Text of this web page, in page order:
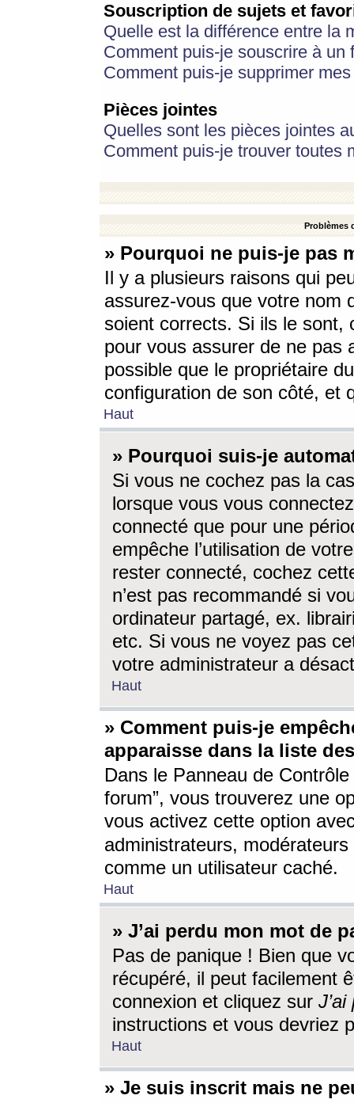
Souscription de sujets et
Quelle est la différence entre la
Comment puis-je souscrire à
Comment puis-je supprimer
Pièces jointes
Quelles sont les pièces jointes
Comment puis-je trouver toutes
Problèmes
» Pourquoi ne puis-je pas
Il y a plusieurs raisons qui
assurez-vous que votre nom
soient corrects. Si ils le sont,
pour vous assurer de ne pas
possible que le propriétaire
configuration de son côté, et
Haut
» Pourquoi suis-je
Si vous ne cochez pas la
lorsque vous vous
connecté que pour une
empêche l’utilisation de
rester connecté, cochez
n’est pas recommandé si
ordinateur partagé, ex.
etc. Si vous ne voyez pas
votre administrateur a
Haut
» Comment puis-je
apparaisse dans la liste
Dans le Panneau de
forum”, vous trouverez une
vous activez cette option
administrateurs,
comme un utilisateur caché.
Haut
» J’ai perdu mon mot de
Pas de panique ! Bien que
récupéré, il peut facilement
connexion et cliquez sur
instructions et vous devriez
Haut
» Je suis inscrit mais ne